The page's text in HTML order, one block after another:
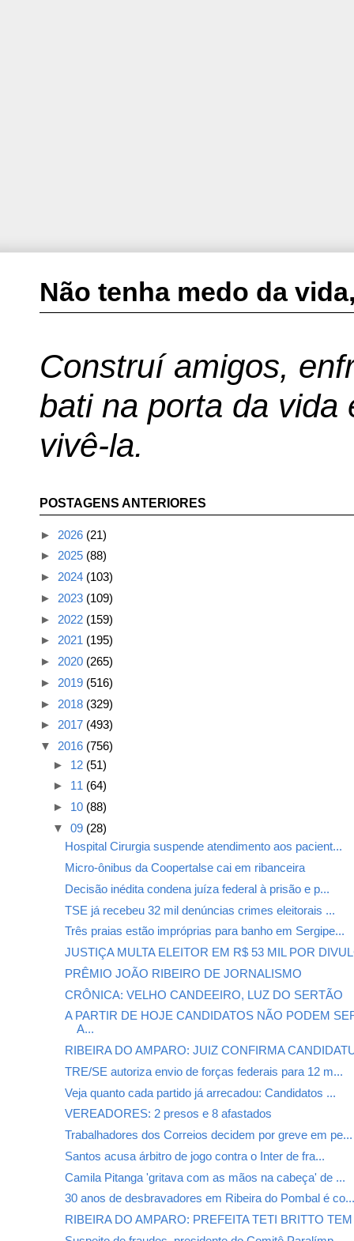
Não tenha medo da
Construí amigos,
bati na porta da vida
vivê-la.
POSTAGENS ANTERIORES
► 2026 (21)
► 2025 (88)
► 2024 (103)
► 2023 (109)
► 2022 (159)
► 2021 (195)
► 2020 (265)
► 2019 (516)
► 2018 (329)
► 2017 (493)
▼ 2016 (756)
► 12 (51)
► 11 (64)
► 10 (88)
▼ 09 (28)
Hospital Cirurgia suspende atendimento aos pacient...
Micro-ônibus da Coopertalse cai em ribanceira
Decisão inédita condena juíza federal à prisão e p...
TSE já recebeu 32 mil denúncias crimes eleitorais ...
Três praias estão impróprias para banho em Sergipe...
JUSTIÇA MULTA ELEITOR EM R$ 53 MIL POR
PRÊMIO JOÃO RIBEIRO DE JORNALISMO
CRÔNICA: VELHO CANDEEIRO, LUZ DO SERTÃO
A PARTIR DE HOJE CANDIDATOS NÃO PODEM
A...
RIBEIRA DO AMPARO: JUIZ CONFIRMA
TRE/SE autoriza envio de forças federais para 12 m...
Veja quanto cada partido já arrecadou: Candidatos ...
VEREADORES: 2 presos e 8 afastados
Trabalhadores dos Correios decidem por greve em pe...
Santos acusa árbitro de jogo contra o Inter de fra...
Camila Pitanga 'gritava com as mãos na cabeça' de ...
30 anos de desbravadores em Ribeira do Pombal é
RIBEIRA DO AMPARO: PREFEITA TETI BRITTO